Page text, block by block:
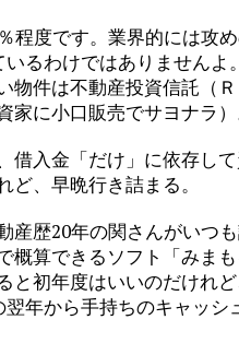
程度です。業界的には攻
るわけではありませんよ
物件は不動産投資信託（Ｒ
に小口販売でサヨナラ）
借入金「だけ」に依存し
、早晩行き詰まる。
産歴20年の関さんがいつ
概算できるソフト「みま
初年度はいいのだけれど
年から手持ちのキャッシ